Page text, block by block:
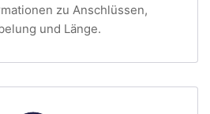
zu Anschlüssen,
und Länge.